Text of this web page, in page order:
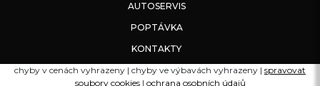
AUTOSERVIS
POPTÁVKA
KONTAKTY
chyby v cenách vyhrazeny | chyby ve výbavách vyhrazeny | spravovat
soubory cookies| ochrana osobních údajů